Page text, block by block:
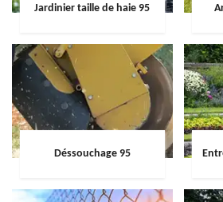
Jardinier taille de haie 95
Déssouchage 95